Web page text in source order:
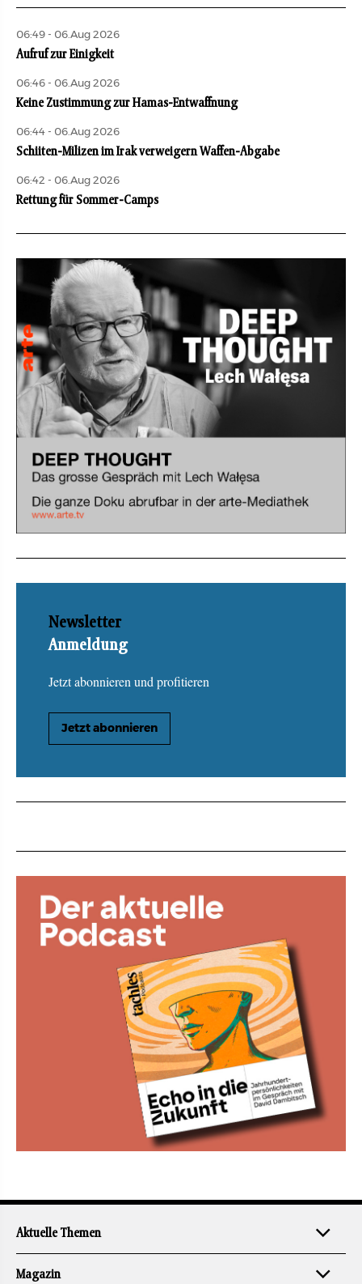
06:49 - 06.Aug 2026
Aufruf zur Einigkeit
06:46 - 06.Aug 2026
Keine Zustimmung zur Hamas-Entwaffnung
06:44 - 06.Aug 2026
Schiiten-Milizen im Irak verweigern Waffen-Abgabe
06:42 - 06.Aug 2026
Rettung für Sommer-Camps
Newsletter
Anmeldung
Jetzt abonnieren und profitieren
Jetzt abonnieren
Aktuelle Themen
Magazin